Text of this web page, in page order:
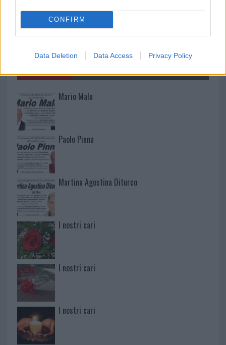
CONFIRM
Data Deletion Data Access Privacy Policy
Mario Malu
Paolo Pinna
Martina Agostina Diturco
I nostri cari
I nostri cari
I nostri cari